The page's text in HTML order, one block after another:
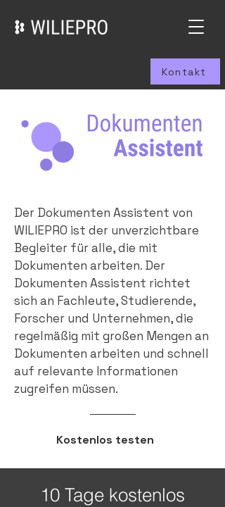
Kontakt
Der Dokumenten Assistent von
WILIEPRO ist der unverzichtbare
Begleiter für alle, die mit
Dokumenten arbeiten. Der
Dokumenten Assistent richtet
sich an Fachleute, Studierende,
Forscher und Unternehmen, die
regelmäßig mit großen Mengen an
Dokumenten arbeiten und schnell
auf relevante Informationen
zugreifen müssen.
Kostenlos testen
10 Tage kostenlos